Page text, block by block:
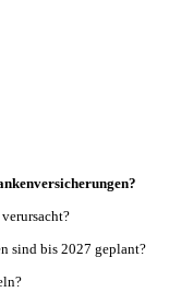
sind bis 2027 geplant?